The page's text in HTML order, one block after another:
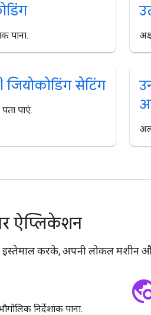
पाना.
सेटिंग
पाएं.
ऐप्लिकेशन
करके, अपनी लोकल मशीन
निर्देशांक पाना.